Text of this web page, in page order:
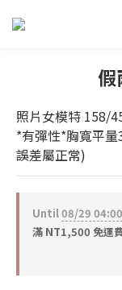
假
照片女模特 158/
*有彈性*胸寬平
誤差屬正常)
Until08/29 04:00
滿 NT1,500 免運